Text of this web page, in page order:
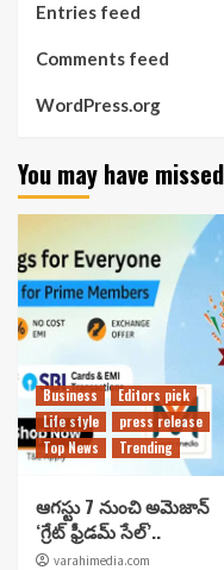
Entries feed
Comments feed
WordPress.org
You may have missed
Business
Editors pick
Life style
press release
Top News
Trending
ఆగస్టు 7 నుంచి అమెజాన్
‘గ్రేట్ ఫ్రీడమ్ సేల్’..
varahimedia.com